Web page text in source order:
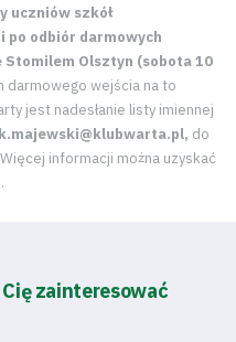
uczniów szkół
po odbiór darmowych
Olsztyn (sobota 10
darmowego wejścia na to
jest nadesłanie listy imiennej
k.majewski@klubwarta.pl, do
Więcej informacji można uzyskać
.
zainteresować